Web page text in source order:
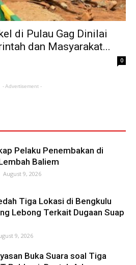
di Pulau Gag Dinilai
dan Masyarakat...
0
- Advertisement -
Pelaku Penembakan di
Baliem
August 9, 2026
Tiga Lokasi di Bengkulu
Lebong Terkait Dugaan Suap
9, 2026
Buka Suara soal Tiga